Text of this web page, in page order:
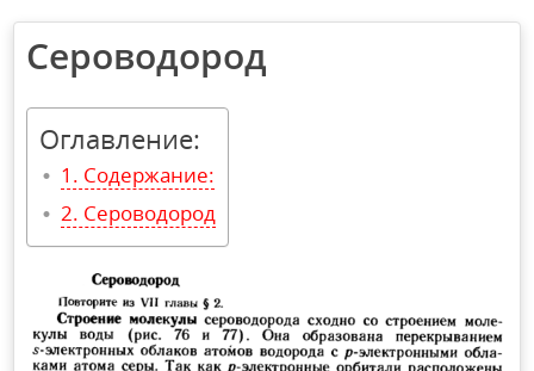
Сероводород
Оглавление:
Содержание:
Сероводород